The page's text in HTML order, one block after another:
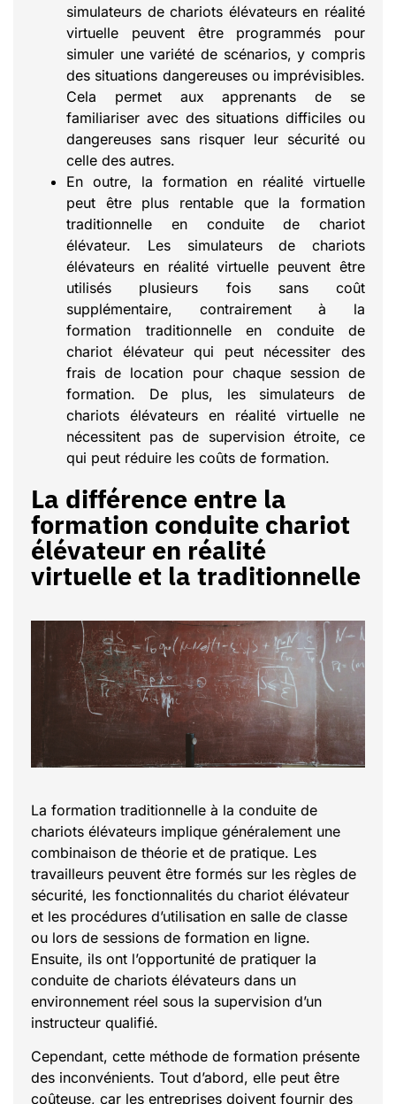
simulateurs de chariots élévateurs en réalité
virtuelle peuvent être programmés pour
simuler une variété de scénarios, y compris
des situations dangereuses ou imprévisibles.
Cela permet aux apprenants de se
familiariser avec des situations difficiles ou
dangereuses sans risquer leur sécurité ou
celle des autres.
En outre, la formation en réalité virtuelle
peut être plus rentable que la formation
traditionnelle en conduite de chariot
élévateur. Les simulateurs de chariots
élévateurs en réalité virtuelle peuvent être
utilisés plusieurs fois sans coût
supplémentaire, contrairement à la
formation traditionnelle en conduite de
chariot élévateur qui peut nécessiter des
frais de location pour chaque session de
formation. De plus, les simulateurs de
chariots élévateurs en réalité virtuelle ne
nécessitent pas de supervision étroite, ce
qui peut réduire les coûts de formation.
La différence entre la
formation conduite chariot
élévateur en réalité
virtuelle et la traditionnelle
La formation traditionnelle à la conduite de
chariots élévateurs implique généralement une
combinaison de théorie et de pratique. Les
travailleurs peuvent être formés sur les règles de
sécurité, les fonctionnalités du chariot élévateur
et les procédures d’utilisation en salle de classe
ou lors de sessions de formation en ligne.
Ensuite, ils ont l’opportunité de pratiquer la
conduite de chariots élévateurs dans un
environnement réel sous la supervision d’un
instructeur qualifié.
Cependant, cette méthode de formation présente
des inconvénients. Tout d’abord, elle peut être
coûteuse, car les entreprises doivent fournir des